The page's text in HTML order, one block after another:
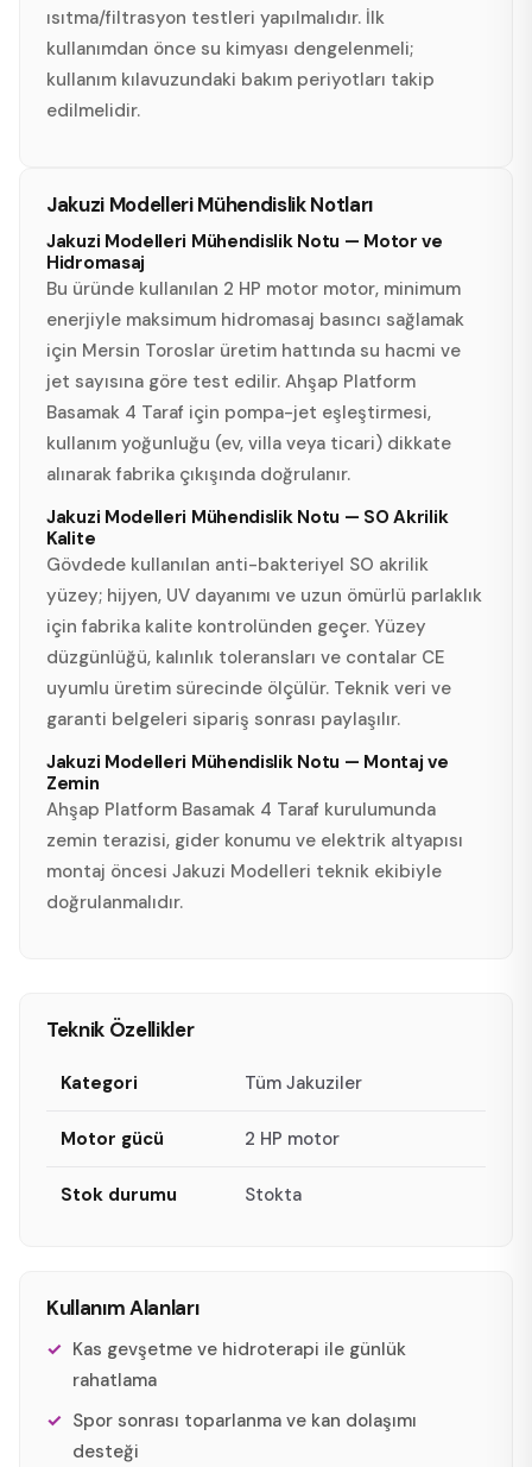
ısıtma/filtrasyon testleri yapılmalıdır. İlk
kullanımdan önce su kimyası dengelenmeli;
kullanım kılavuzundaki bakım periyotları takip
edilmelidir.
Jakuzi Modelleri Mühendislik Notları
Jakuzi Modelleri Mühendislik Notu — Motor ve
Hidromasaj
Bu üründe kullanılan 2 HP motor motor, minimum
enerjiyle maksimum hidromasaj basıncı sağlamak
için Mersin Toroslar üretim hattında su hacmi ve
jet sayısına göre test edilir. Ahşap Platform
Basamak 4 Taraf için pompa-jet eşleştirmesi,
kullanım yoğunluğu (ev, villa veya ticari) dikkate
alınarak fabrika çıkışında doğrulanır.
Jakuzi Modelleri Mühendislik Notu — SO Akrilik
Kalite
Gövdede kullanılan anti-bakteriyel SO akrilik
yüzey; hijyen, UV dayanımı ve uzun ömürlü parlaklık
için fabrika kalite kontrolünden geçer. Yüzey
düzgünlüğü, kalınlık toleransları ve contalar CE
uyumlu üretim sürecinde ölçülür. Teknik veri ve
garanti belgeleri sipariş sonrası paylaşılır.
Jakuzi Modelleri Mühendislik Notu — Montaj ve
Zemin
Ahşap Platform Basamak 4 Taraf kurulumunda
zemin terazisi, gider konumu ve elektrik altyapısı
montaj öncesi Jakuzi Modelleri teknik ekibiyle
doğrulanmalıdır.
Teknik Özellikler
Kategori Tüm Jakuziler
Motor gücü 2 HP motor
Stok durumu Stokta
Kullanım Alanları
Kas gevşetme ve hidroterapi ile günlük
rahatlama
Spor sonrası toparlanma ve kan dolaşımı
desteği